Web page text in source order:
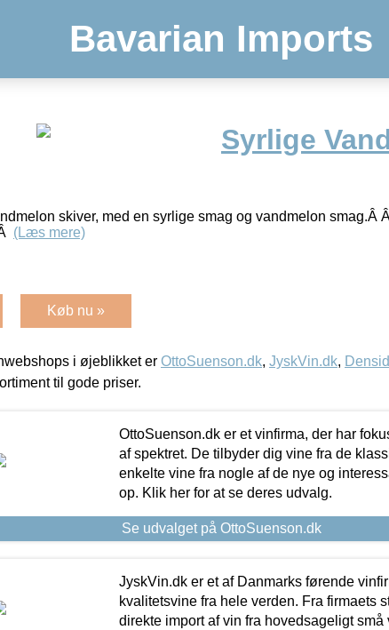
Bavarian Imports
Syrlige
skiver, med en syrlige smag og vandmelon smag.Â
(Læs mere)
Køb nu »
i øjeblikket er OttoSuenson.dk, JyskVin.dk,
til gode priser.
OttoSuenson.dk er et vinfirma, der har
af spektret. De tilbyder dig vine fra de
enkelte vine fra nogle af de nye og
op. Klik her for at se deres udvalg.
Se udvalget på OttoSuenson.dk
JyskVin.dk er et af Danmarks førende
kvalitetsvine fra hele verden. Fra firmaets
direkte import af vin fra hovedsageligt